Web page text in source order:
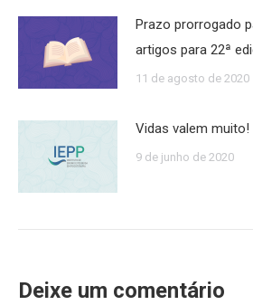
Prazo prorrogado
artigos para 22ª
11 de agosto de 2020
Vidas valem muito!
9 de junho de 2020
Deixe um comentário